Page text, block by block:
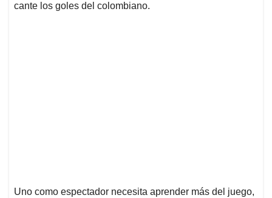
cante los goles del colombiano.
Uno como espectador necesita aprender más del juego,